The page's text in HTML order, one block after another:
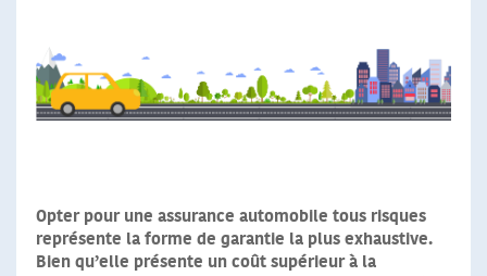
Opter pour une assurance automobile tous risques
représente la forme de garantie la plus exhaustive.
Bien qu’elle présente un coût supérieur à la